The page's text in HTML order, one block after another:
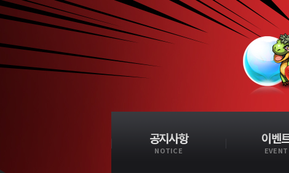
공지사항
NOTICE
이벤
EVENT